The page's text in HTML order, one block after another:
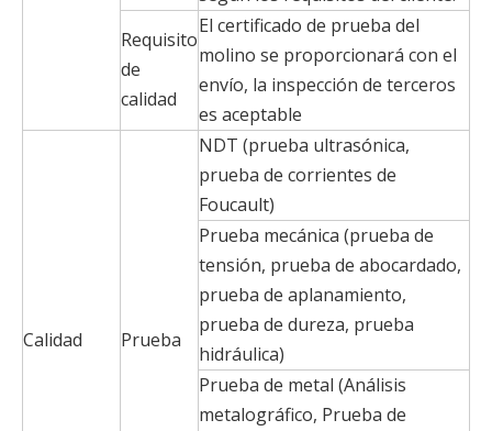
Requisito
de
calidad
El certificado de prueba del
molino se proporcionará con el
envío, la inspección de terceros
es aceptable
Calidad Prueba
NDT (prueba ultrasónica,
prueba de corrientes de
Foucault)
Prueba mecánica (prueba de
tensión, prueba de abocardado,
prueba de aplanamiento,
prueba de dureza, prueba
hidráulica)
Prueba de metal (Análisis
metalográfico, Prueba de